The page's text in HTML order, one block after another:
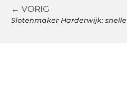
← VORIG
Slotenmaker Harderwijk: